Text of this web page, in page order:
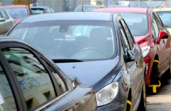
Kliknij, aby powiększyć